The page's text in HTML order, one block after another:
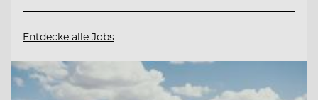
Entdecke alle Jobs